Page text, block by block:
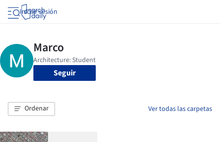
Iniciar sesión
Seguir
Ordenar Ver todas las carpetas